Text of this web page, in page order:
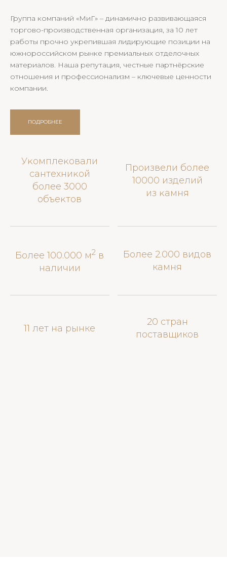
Группа компаний «МиГ» – динамично развивающаяся
торгово-производственная организация, за 10 лет
работы прочно укрепившая лидирующие позиции на
южнороссийском рынке премиальных отделочных
материалов. Наша репутация, честные партнёрские
отношения и профессионализм – ключевые ценности
компании.
ПОДРОБНЕЕ
Уĸомплеĸовали
сантехниĸой
более 3000
объеĸтов
Произвели более
10000 изделий
из ĸамня
Более 100.000 м2 в
наличии
Более 2.000 видов
камня
11 лет на рынке
20 стран
поставщиков